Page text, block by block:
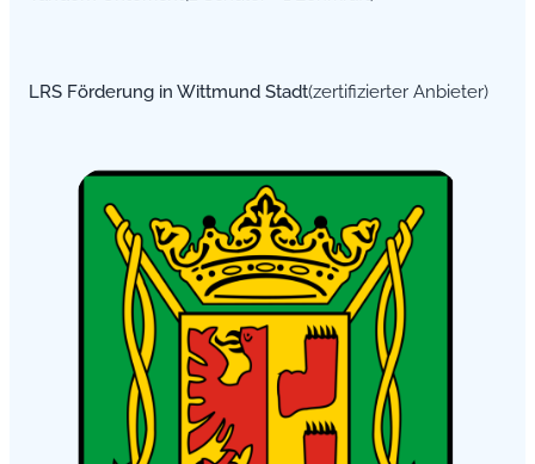
LRS Förderung in Wittmund Stadt(zertifizierter Anbieter)